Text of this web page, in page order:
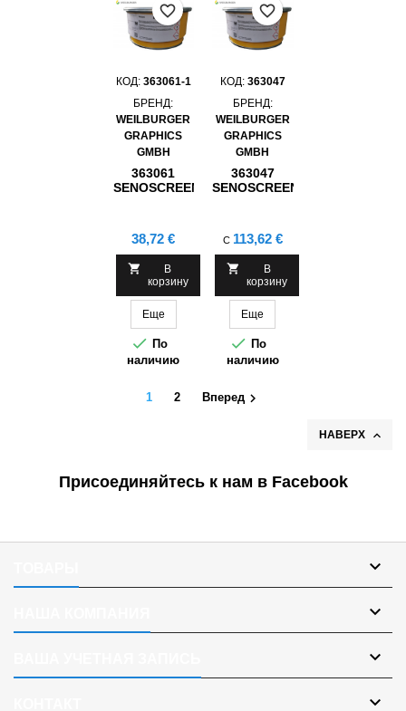
КОД: 363061-1
БРЕНД:
WEILBURGER
GRAPHICS
GMBH
363061
SENOSCREEN
LACQUER
TEXTURED
CRYSTAL
BALLS , 1KG
Цена
38,72 €

В
корзину
Еще
 По
наличию
favorite_border
КОД: 363047
БРЕНД:
WEILBURGER
GRAPHICS
GMBH
363047
SENOSCREEN
LACQUER
LUMINESCENT
С Цена
113,62 €

В
корзину
Еще
 По
наличию
favorite_border
1 2 Вперед
НАВЕРХ 
Присоединяйтесь к нам в Facebook



